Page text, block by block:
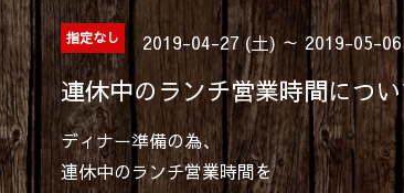
指定なし 2019-04-27 (土) ～ 2019-05-
連休中のランチ営業時間につい
ディナー準備の為、
連休中のランチ営業時間を